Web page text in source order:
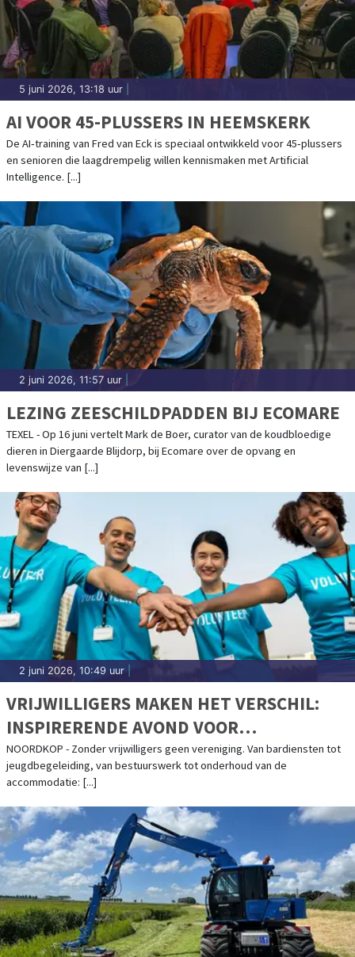
5 juni 2026, 13:18 uur
AI VOOR 45-PLUSSERS IN HEEMSKERK
De AI‑training van Fred van Eck is speciaal ontwikkeld voor 45‑plussers
en senioren die laagdrempelig willen kennismaken met Artificial
Intelligence. [...]
2 juni 2026, 11:57 uur
LEZING ZEESCHILDPADDEN BIJ ECOMARE
TEXEL - Op 16 juni vertelt Mark de Boer, curator van de koudbloedige
dieren in Diergaarde Blijdorp, bij Ecomare over de opvang en
levenswijze van [...]
2 juni 2026, 10:49 uur
VRIJWILLIGERS MAKEN HET VERSCHIL:
INSPIRERENDE AVOND VOOR
VERENIGINGEN IN DE NOORDKOP
NOORDKOP - Zonder vrijwilligers geen vereniging. Van bardiensten tot
jeugdbegeleiding, van bestuurswerk tot onderhoud van de
accommodatie: [...]